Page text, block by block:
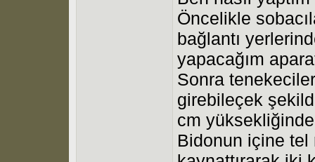
Öncelikle
bağlantı
yapacağım
Sonra
girebileçek
cm
Bidonun içine tel